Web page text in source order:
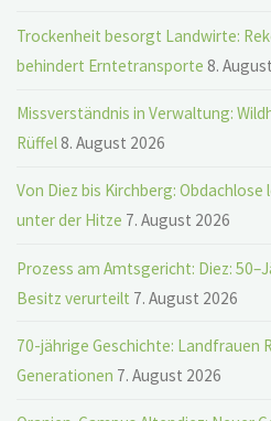
Trockenheit besorgt Landwirte:
behindert Erntetransporte 8.
Missverständnis in Verwaltung:
Rüffel8. August 2026
Von Diez bis Kirchberg:
unter der Hitze 7. August 2026
Prozess am Amtsgericht: Diez:
Besitz verurteilt 7. August 2026
70-jährige Geschichte: Landfrauen
Generationen 7. August 2026